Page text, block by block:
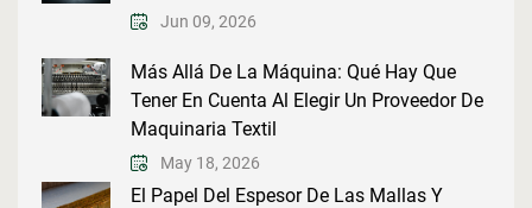
Jun 09, 2026
Más Allá De La Máquina: Qué Hay Que
Tener En Cuenta Al Elegir Un Proveedor De
Maquinaria Textil
May 18, 2026
El Papel Del Espesor De Las Mallas Y